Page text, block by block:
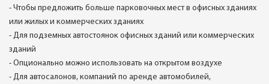
- Чтобы предложить больше парковочных мест в офисных зданиях
или жилых и коммерческих зданиях
- Для подземных автостоянок офисных зданий или коммерческих
зданий
- Опционально можно использовать на открытом воздухе
- Для автосалонов, компаний по аренде автомобилей,